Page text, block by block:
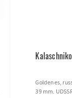
Goldenes,
39 mm.